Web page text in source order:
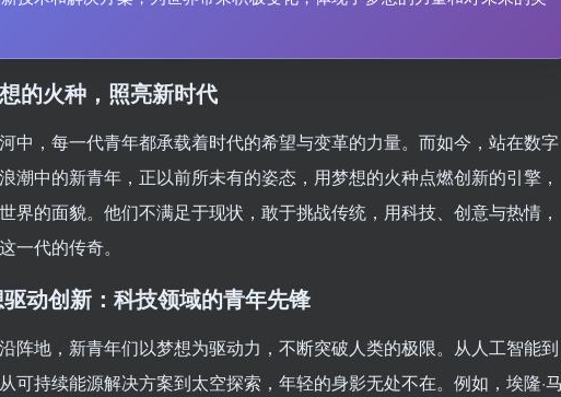
的火种，照亮新时代
中，每一代青年都承载着时代的希望与变革的力量。而如今，站在数字
潮中的新青年，正以前所未有的姿态，用梦想的火种点燃创新的引擎，
界的面貌。他们不满足于现状，敢于挑战传统，用科技、创意与热情，
一代的传奇。
动创新：科技领域的青年先锋
阵地，新青年们以梦想为驱动力，不断突破人类的极限。从人工智能到
可持续能源解决方案到太空探索，年轻的身影无处不在。例如，埃隆·马